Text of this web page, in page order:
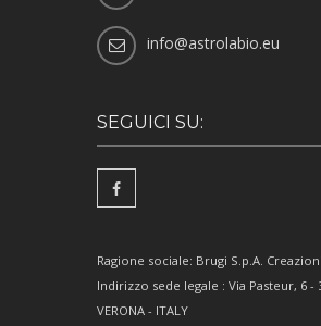
info@astrolabio.eu
SEGUICI SU:
Ragione sociale: Brugi S.p.A.
Indirizzo sede legale : Via Pasteur, 6 -
VERONA - ITALY